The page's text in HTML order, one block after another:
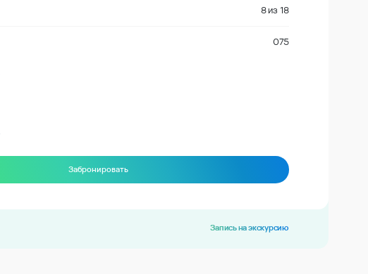
8из 18
075
Забронировать
Запись на экскурсию